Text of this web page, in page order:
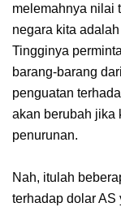
melemahnya nilai
negara kita
Tingginya
barang-barang
penguatan
akan berubah jika
penurunan.
Nah, itulah
terhadap dolar AS